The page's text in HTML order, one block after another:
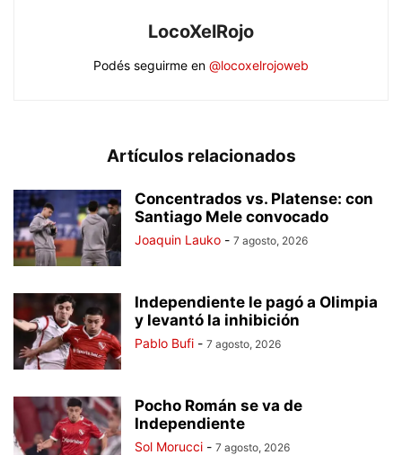
LocoXelRojo
Podés seguirme en @locoxelrojoweb
Artículos relacionados
Concentrados vs. Platense: con
Santiago Mele convocado
Joaquin Lauko - 7 agosto, 2026
Independiente le pagó a Olimpia
y levantó la inhibición
Pablo Bufi - 7 agosto, 2026
Pocho Román se va de
Independiente
Sol Morucci - 7 agosto, 2026